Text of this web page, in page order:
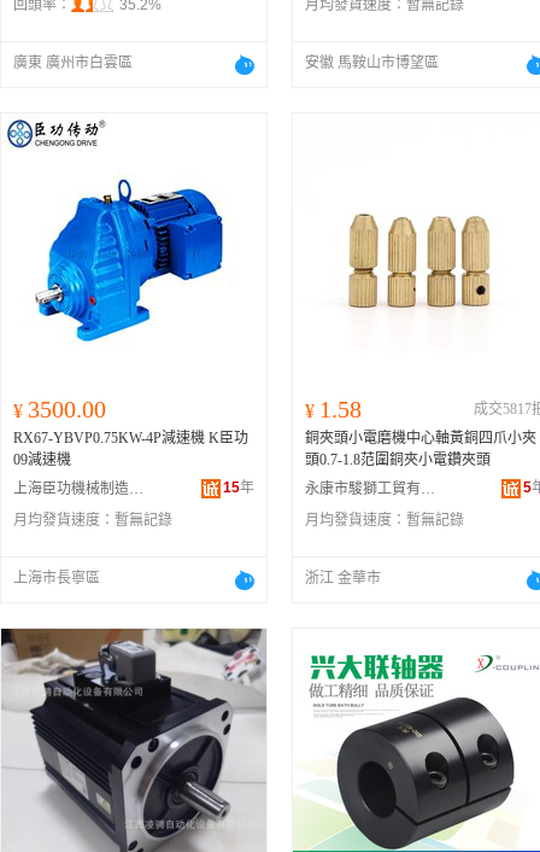
回頭率：
35.2%
廣東 廣州市白雲區
月均發貨速度： 暫無記錄
安徽 馬鞍山市博望區
¥ 3500.00
RX67-YBVP0.75KW-4P減速機 K臣功
09減速機
上海臣功機械制造有限公司
15年
月均發貨速度： 暫無記錄
上海市長寧區
¥ 1.58
成交5817
銅夾頭小電磨機中心軸黃銅四爪小夾
頭0.7-1.8范圍銅夾小電鑽夾頭
永康市駿獅工貿有限公司
5
月均發貨速度： 暫無記錄
浙江 金華市